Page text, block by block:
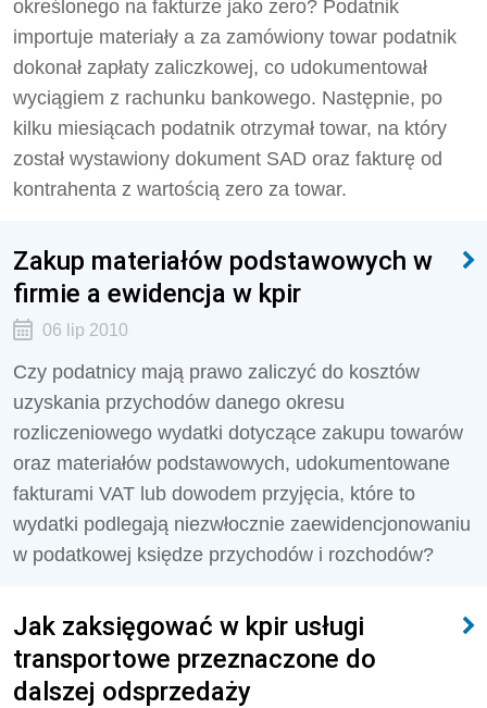
określonego na fakturze jako zero? Podatnik
importuje materiały a za zamówiony towar podatnik
dokonał zapłaty zaliczkowej, co udokumentował
wyciągiem z rachunku bankowego. Następnie, po
kilku miesiącach podatnik otrzymał towar, na który
został wystawiony dokument SAD oraz fakturę od
kontrahenta z wartością zero za towar.
Zakup materiałów podstawowych w
firmie a ewidencja w kpir
06 lip 2010
Czy podatnicy mają prawo zaliczyć do kosztów
uzyskania przychodów danego okresu
rozliczeniowego wydatki dotyczące zakupu towarów
oraz materiałów podstawowych, udokumentowane
fakturami VAT lub dowodem przyjęcia, które to
wydatki podlegają niezwłocznie zaewidencjonowaniu
w podatkowej księdze przychodów i rozchodów?
Jak zaksięgować w kpir usługi
transportowe przeznaczone do
dalszej odsprzedaży